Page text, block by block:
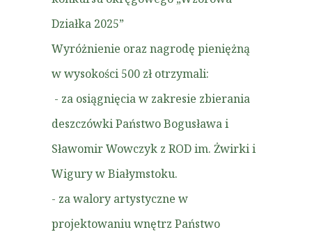
Działka 2025”
Wyróżnienie oraz nagrodę pieniężną
w wysokości 500 zł otrzymali:
- za osiągnięcia w zakresie zbierania
deszczówki Państwo Bogusława i
Sławomir Wowczyk z ROD im. Żwirki i
Wigury w Białymstoku.
- za walory artystyczne w
projektowaniu wnętrz Państwo